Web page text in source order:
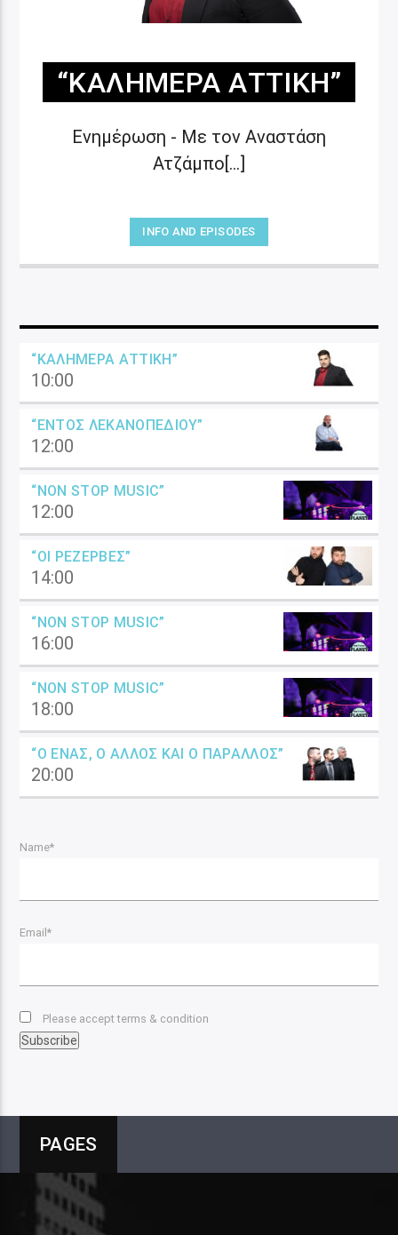
“ΚΑΛΗΜΈΡΑ ΑΤΤΙΚΉ”
Ενημέρωση - Με τον Αναστάση
Ατζάμπο[...]
INFO AND EPISODES
“ΚΑΛΗΜΈΡΑ ΑΤΤΙΚΉ”
10:00
“ΕΝΤΌΣ ΛΕΚΑΝΟΠΕΔΊΟΥ”
12:00
“NON STOP MUSIC”
12:00
“ΟΙ ΡΕΖΈΡΒΕΣ”
14:00
“NON STOP MUSIC”
16:00
“NON STOP MUSIC”
18:00
“Ο ΈΝΑΣ, Ο ΆΛΛΟΣ ΚΑΙ Ο ΠΑΡΆΛΛΟΣ”
20:00
Name*
Email*
Please accept terms & condition
PAGES